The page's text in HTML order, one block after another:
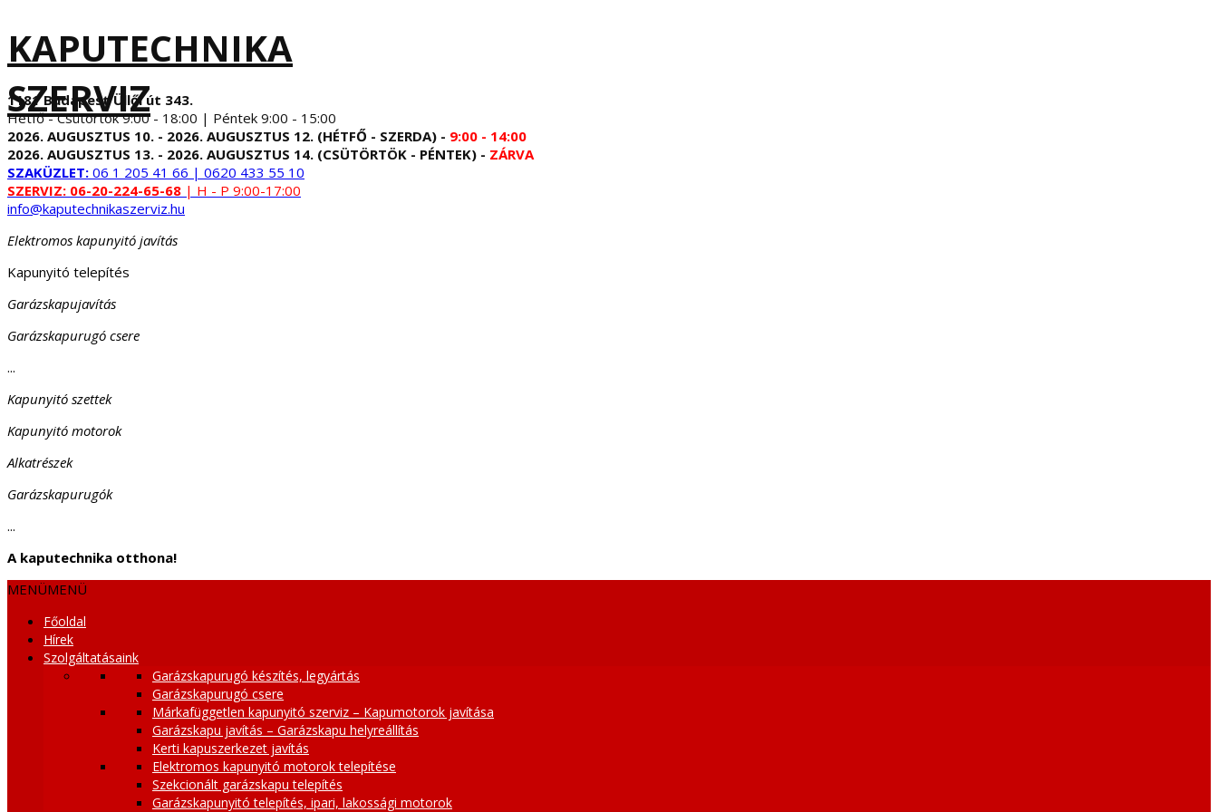
KAPUTECHNIKA
SZERVIZ
1181 Budapest Üllői út 343.
Hétfő - Csütörtök 9:00 - 18:00 | Péntek 9:00 - 15:00
2026. AUGUSZTUS 10. - 2026. AUGUSZTUS 12. (HÉTFŐ - SZERDA) - 9:00 - 14:00
2026. AUGUSZTUS 13. - 2026. AUGUSZTUS 14. (CSÜTÖRTÖK - PÉNTEK) - ZÁRVA
SZAKÜZLET: 06 1 205 41 66 | 0620 433 55 10
SZERVIZ: 06-20-224-65-68 | H - P 9:00-17:00
info@kaputechnikaszerviz.hu
Elektromos kapunyitó javítás
Kapunyitó telepítés
Garázskapujavítás
Garázskapurugó csere
...
Kapunyitó szettek
Kapunyitó motorok
Alkatrészek
Garázskapurugók
...
A kaputechnika otthona!
MENÜMENÜ
Főoldal
Hírek
Szolgáltatásaink
Garázskapurugó készítés, legyártás
Garázskapurugó csere
Márkafüggetlen kapunyitó szerviz – Kapumotorok javítása
Garázskapu javítás – Garázskapu helyreállítás
Kerti kapuszerkezet javítás
Elektromos kapunyitó motorok telepítése
Szekcionált garázskapu telepítés
Garázskapunyitó telepítés, ipari, lakossági motorok